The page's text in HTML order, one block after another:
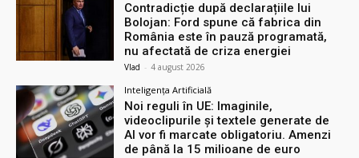
Contradicție după declarațiile lui
Bolojan: Ford spune că fabrica din
România este în pauză programată,
nu afectată de criza energiei
Vlad - 4 august 2026
Inteligența Artificială
Noi reguli în UE: Imaginile,
videoclipurile și textele generate de
AI vor fi marcate obligatoriu. Amenzi
de până la 15 milioane de euro